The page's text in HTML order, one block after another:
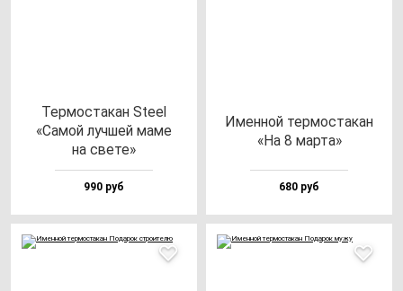
Тер­мос­та­кан Ste­el
«Самой луч­шей ма­ме
на све­те»
990 руб
Имен­ной тер­мос­та­кан
«На 8 мар­та»
680 руб